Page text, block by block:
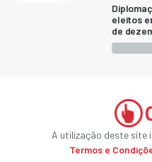
eleitos
de
A utilização deste site
Termos e